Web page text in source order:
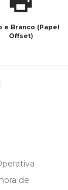
e Branco (Papel
Offset)
de